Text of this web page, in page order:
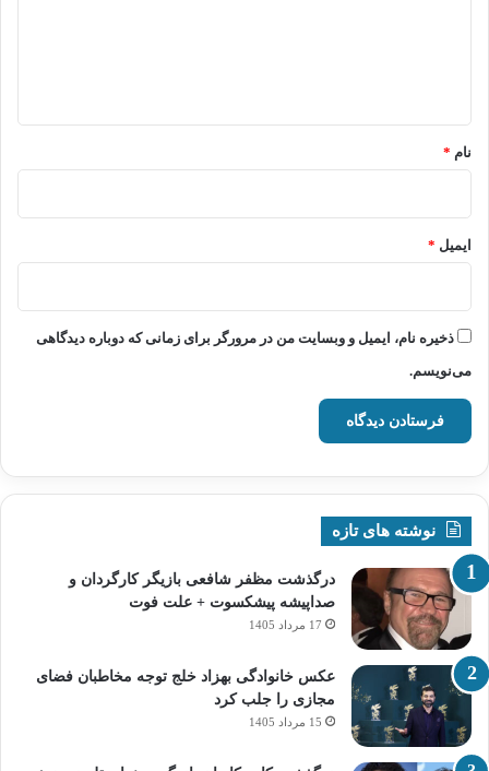
نام *
ایمیل *
ذخیره نام، ایمیل و وبسایت من در مرورگر برای زمانی که دوباره دیدگاهی
می‌نویسم.
نوشته های تازه
درگذشت مظفر شافعی بازیگر کارگردان و
صداپیشه پیشکسوت + علت فوت
17 مرداد 1405
عکس خانوادگی بهزاد خلج توجه مخاطبان فضای
مجازی را جلب کرد
15 مرداد 1405